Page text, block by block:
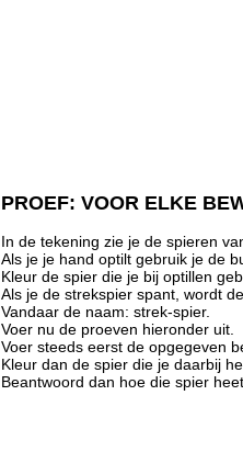
PROEF: VOOR ELKE
In de tekening zie je de spieren
Als je je hand optilt gebruik je de
Kleur de spier die je bij optillen
Als je de strekspier spant, wordt
Vandaar de naam: strek-spier.
Voer nu de proeven hieronder uit.
Voer steeds eerst de opgegeven
Kleur dan de spier die je daarbij
Beantwoord dan hoe die spier